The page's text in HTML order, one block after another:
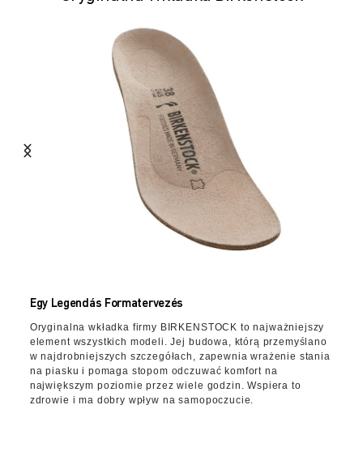
Egy Legendás Formatervezés
Oryginalna wkładka firmy BIRKENSTOCK to najważniejszy
element wszystkich modeli. Jej budowa, którą przemyślano
w najdrobniejszych szczegółach, zapewnia wrażenie stania
na piasku i pomaga stopom odczuwać komfort na
największym poziomie przez wiele godzin. Wspiera to
zdrowie i ma dobry wpływ na samopoczucie.